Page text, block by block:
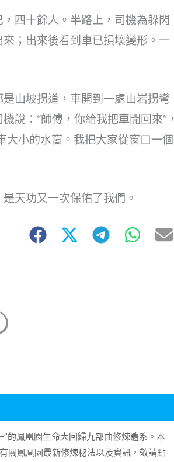
四十餘人。半路上，司機為躲閃
；出來後看到車已損壞變形。一
山坡拐道，車開到一處山岩拐彎
說：“師傅，你給我把車開回來”，
小的水窩。我把大家從窗口一個
天功又一次保佑了我們。
的鳳凰園生命大回歸九部曲修煉體系。本
關鳳凰園最新修煉秘法以及資訊，敬請點